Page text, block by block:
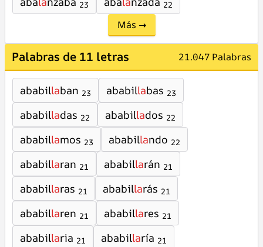
23 22
Más →
Palabras de 11 letras 21.047 Palabras
ababillaban 23 ababillabas 23
ababilladas 22 ababillados 22
ababillamos 23 ababillando 22
ababillaran 21 ababillarán 21
ababillaras 21 ababillarás 21
ababillaren 21 ababillares 21
ababillaria 21 ababillaría 21